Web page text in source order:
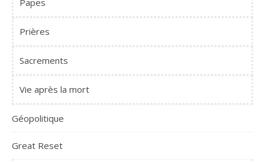
Papes
Prières
Sacrements
Vie après la mort
Géopolitique
Great Reset